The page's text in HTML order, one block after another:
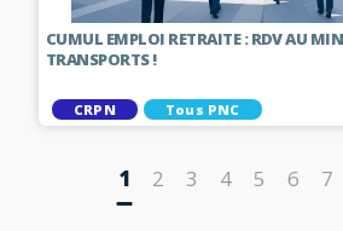
CUMUL EMPLOI RETRAITE : RDV AU
TRANSPORTS !
CRPN Tous PNC
1 2 3 4 5 6 7